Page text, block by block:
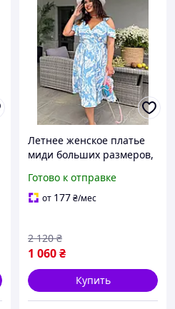
Летнее женское платье
миди больших размеров,
платье на каждый день
батал софт
Готово к отправке
от 177₴/мес
1 060₴
2 120 ₴
Купить